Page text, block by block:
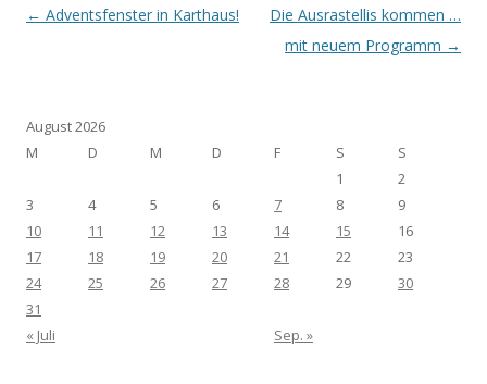
Post navigation
← Adventsfenster in Karthaus!
Die Ausrastellis kommen …
mit neuem Programm →
August 2026
M
D M D F S
S
1
2
3
4 5 6 7 8
9
10
11 12 13 14 15
16
17
18 19 20 21 22
23
24
25 26 27 28 29
30
31
« Juli
Sep. »